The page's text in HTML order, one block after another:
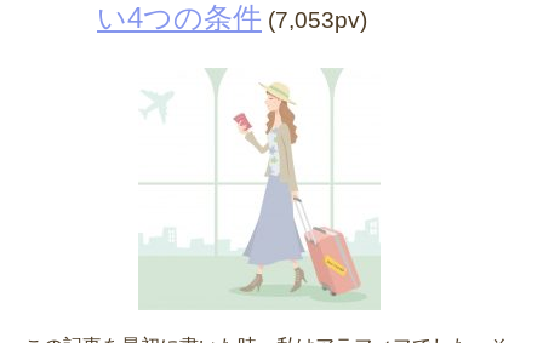
い4つの条件 (7,053pv)